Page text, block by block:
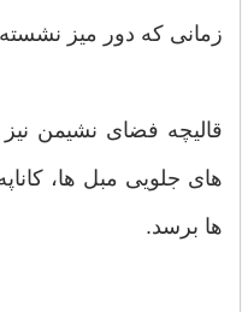
زمانی که دور میز نشسته
قالیچه فضای نشیمن نیز
های جلویی مبل ها،
ها برسد.